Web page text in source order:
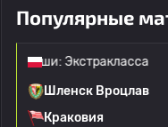
Популярные
Экстракласса
Шленск Вроцлав
Краковия